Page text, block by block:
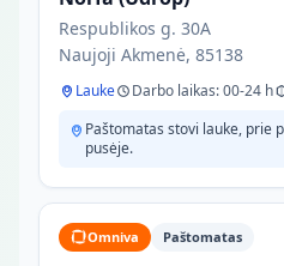
Respublikos g. 30A
Naujoji Akmenė, 85138
Lauke Darbo laikas: 00-24 h
Paštomatas stovi lauke, prie
pusėje.
Omniva Paštomatas